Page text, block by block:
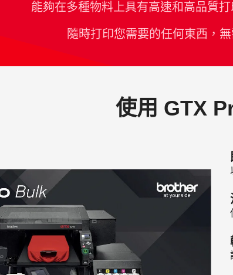
能夠在多種物料上具有高速和高品質
隨時打印您需要的任何東西，
使用 GTX